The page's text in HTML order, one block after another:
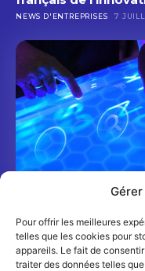
Pour offrir les meilleures
telles que les cookies pour
appareils. Le fait de
traiter des données telles
NEWS D'ENTREPRISES 7
Shadow AI : un
banques et les
TRIBUNES 6 JUILLET 2026